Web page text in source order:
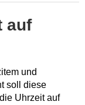
auf
und
soll diese
Uhrzeit auf